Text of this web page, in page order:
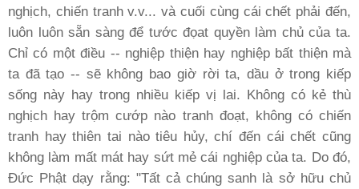
nghịch, chiến tranh v.v... và cuối cùng cái chết phải đến,
luôn luôn sẵn sàng để tước đọat quyền làm chủ của ta.
Chỉ có một điều -- nghiệp thiện hay nghiệp bất thiện mà
ta đã tạo -- sẽ không bao giờ rời ta, dầu ở trong kiếp
sống này hay trong nhiều kiếp vị lai. Không có kẻ thù
nghịch hay trộm cướp nào tranh đoạt, không có chiến
tranh hay thiên tai nào tiêu hủy, chí đến cái chết cũng
không làm mất mát hay sứt mẻ cái nghiệp của ta. Do đó,
Ðức Phật dạy rằng: "Tất cả chúng sanh là sở hữu chủ